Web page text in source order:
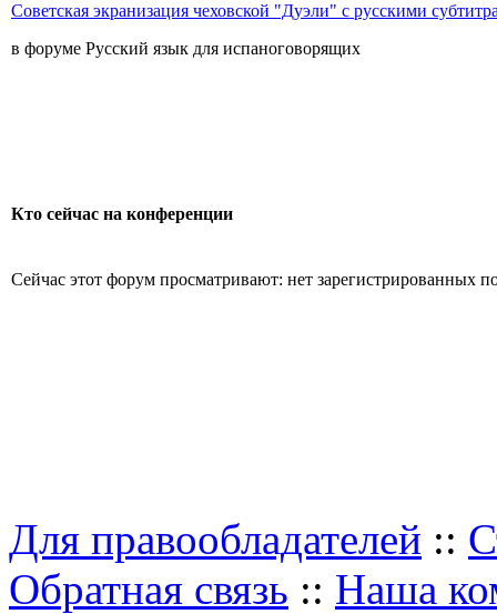
Советская экранизация чеховской "Дуэли" с русскими
в форуме Русский язык для испаноговорящих
Кто сейчас на конференции
Сейчас этот форум просматривают: нет зарегистрированных
Для правообладателей ::
Обратная связь :: Наша